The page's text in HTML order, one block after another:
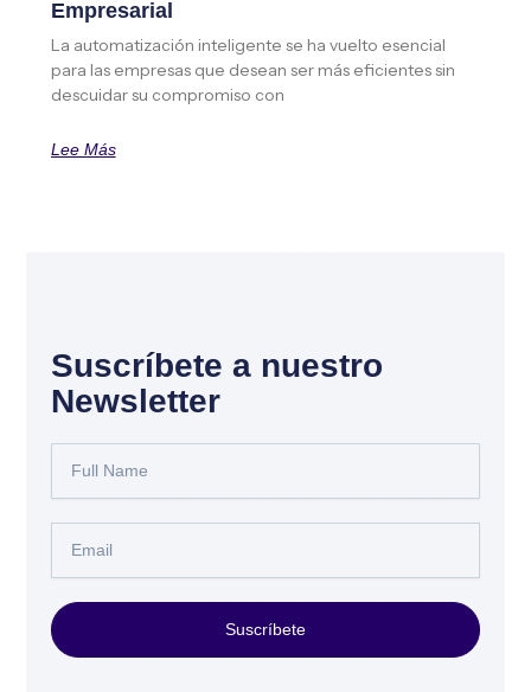
Empresarial
La automatización inteligente se ha vuelto esencial
para las empresas que desean ser más eficientes sin
descuidar su compromiso con
Lee Más
Suscríbete a nuestro
Newsletter
Name
Suscríbete